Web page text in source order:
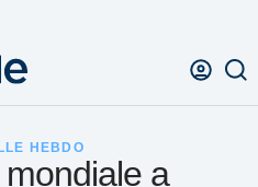
HEBDO
a